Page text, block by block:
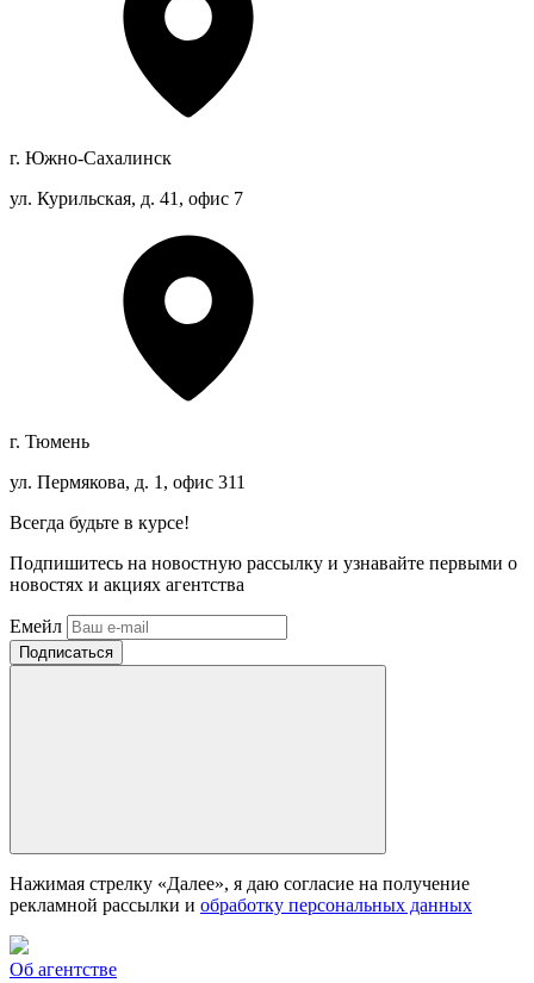
г. Южно-Сахалинск
ул. Курильская, д. 41, офис 7
г. Тюмень
ул. Пермякова, д. 1, офис 311
Всегда будьте в курсе!
Подпишитесь на новостную рассылку и узнавайте первыми о
новостях и акциях агентства
Емейл
Нажимая стрелку «Далее», я даю согласие на получение
рекламной рассылки и обработку персональных данных
Об агентстве